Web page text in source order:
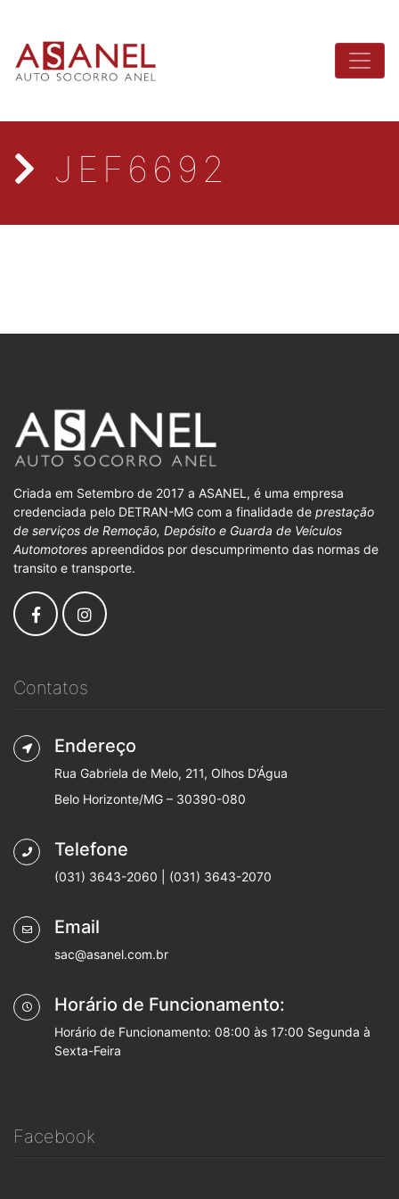
JEF6692
Criada em Setembro de 2017 a ASANEL, é uma empresa
credenciada pelo DETRAN-MG com a finalidade de prestação
de serviços de Remoção, Depósito e Guarda de Veículos
Automotores apreendidos por descumprimento das normas de
transito e transporte.
Contatos
Endereço
Rua Gabriela de Melo, 211, Olhos D’Água
Belo Horizonte/MG – 30390-080
Telefone
(031) 3643-2060 | (031) 3643-2070
Email
sac@asanel.com.br
Horário de Funcionamento:
Horário de Funcionamento: 08:00 às 17:00 Segunda à
Sexta-Feira
Facebook